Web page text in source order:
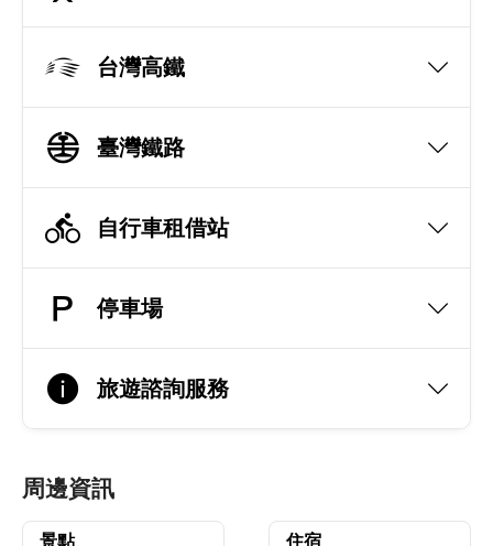
台灣高鐵
臺灣鐵路
自行車租借站
停車場
旅遊諮詢服務
周邊資訊
景點 住宿